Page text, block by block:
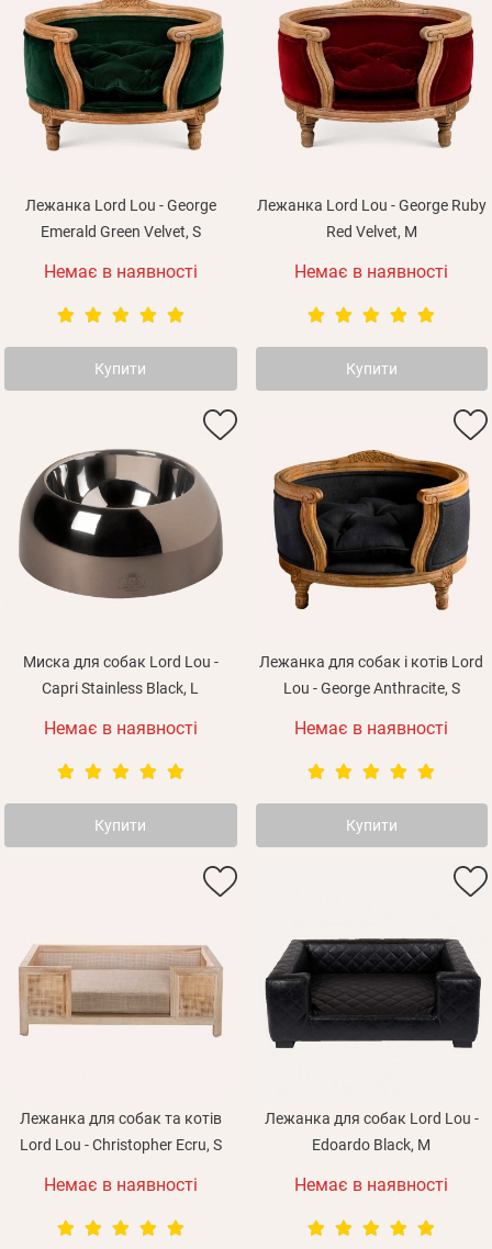
Лежанка Lord Lou - George
Emerald Green Velvet, S
Немає в наявності
Купити
Лежанка Lord Lou - George Ruby
Red Velvet, M
Немає в наявності
Купити
Миска для собак Lord Lou -
Capri Stainless Black, L
Немає в наявності
Купити
Лежанка для собак і котів Lord
Lou - George Anthracite, S
Немає в наявності
Купити
Лежанка для собак та котів
Lord Lou - Christopher Ecru, S
Немає в наявності
Лежанка для собак Lord Lou -
Edoardo Black, М
Немає в наявності
Зареєструватися